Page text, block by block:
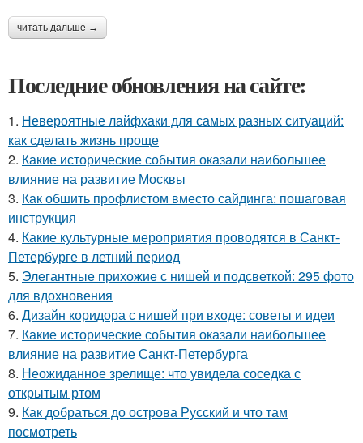
читать дальше →
Последние обновления на сайте:
1. Невероятные лайфхаки для самых разных ситуаций:
как сделать жизнь проще
2. Какие исторические события оказали наибольшее
влияние на развитие Москвы
3. Как обшить профлистом вместо сайдинга: пошаговая
инструкция
4. Какие культурные мероприятия проводятся в Санкт-
Петербурге в летний период
5. Элегантные прихожие с нишей и подсветкой: 295 фото
для вдохновения
6. Дизайн коридора с нишей при входе: советы и идеи
7. Какие исторические события оказали наибольшее
влияние на развитие Санкт-Петербурга
8. Неожиданное зрелище: что увидела соседка с
открытым ртом
9. Как добраться до острова Русский и что там
посмотреть